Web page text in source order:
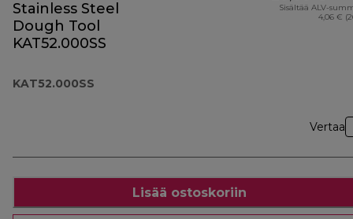
Stainless Steel
Dough Tool
KAT52.000SS
KAT52.000SS
Sisältää ALV-
4,06 €
Vertaa
Lisää ostoskoriin